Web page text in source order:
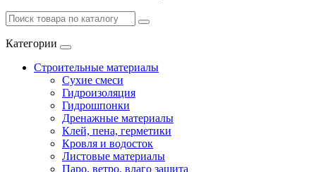
Категории
Строительные материалы
Сухие смеси
Гидроизоляция
Гидрошпонки
Дренажные материалы
Клей, пена, герметики
Кровля и водосток
Листовые материалы
Паро, ветро, влаго защита